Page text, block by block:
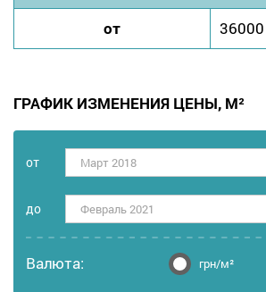
от
36000
ГРАФИК ИЗМЕНЕНИЯ ЦЕНЫ, М²
от Март 2018
дo Февраль 2021
Валюта: грн/м²